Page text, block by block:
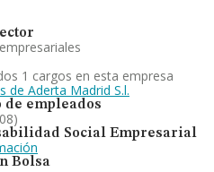
1 cargos en esta empresa
de Aderta Madrid S.l.
de empleados
Social Empresarial
Bolsa